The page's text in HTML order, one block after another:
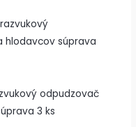
odpudzovač
3 ks